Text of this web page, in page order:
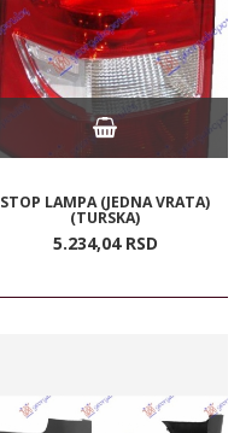
STOP LAMPA (JEDNA VRATA)
(TURSKA)
5.234,04 RSD